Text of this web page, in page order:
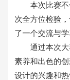
本次比赛
次全方位检验
了一个交流与学
通过本次
素养和出色的
设计的兴趣和